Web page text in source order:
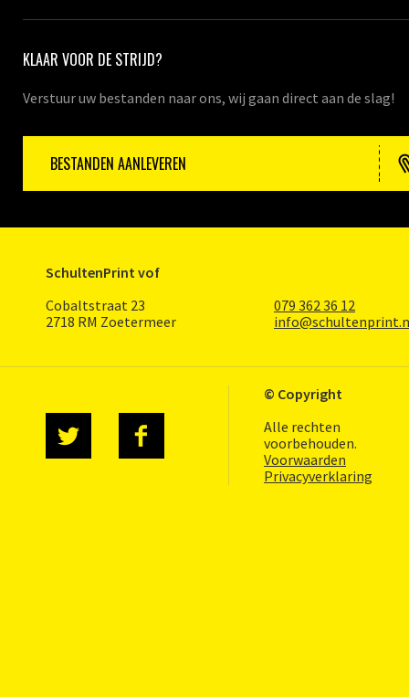
KLAAR VOOR DE STRIJD?
Verstuur uw bestanden naar ons, wij gaan direct aan de slag!
BESTANDEN AANLEVEREN
SchultenPrint vof
Cobaltstraat 23
2718 RM Zoetermeer
079 362 36 12
© Copyright
Alle rechten
voorbehouden.
Voorwaarden
Privacyverklaring